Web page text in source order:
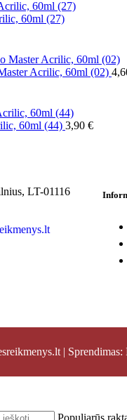
60ml (27)
Acrilic, 60ml (02)
60ml (44) 3,90 €
LT-01116
| Sprendimas: